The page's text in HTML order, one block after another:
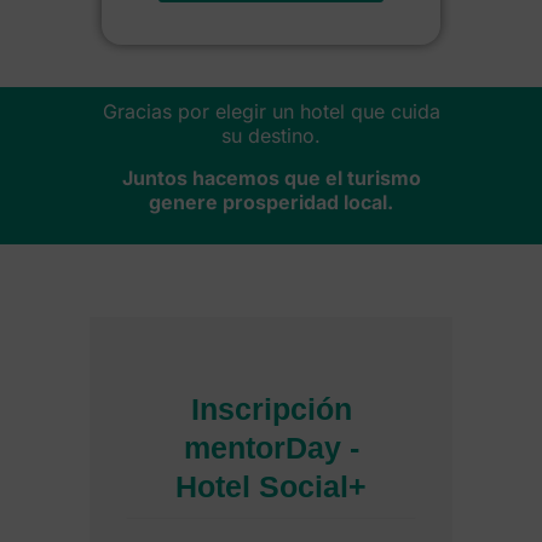
Gracias por elegir un hotel que cuida
su destino.
Juntos hacemos que el turismo
genere prosperidad local.